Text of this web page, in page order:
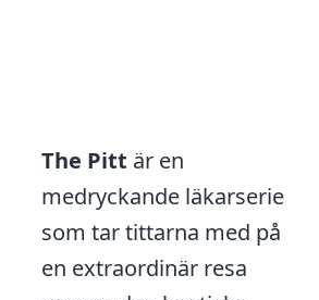
The Pitt är en
medryckande läkarserie
som tar tittarna med på
en extraordinär resa